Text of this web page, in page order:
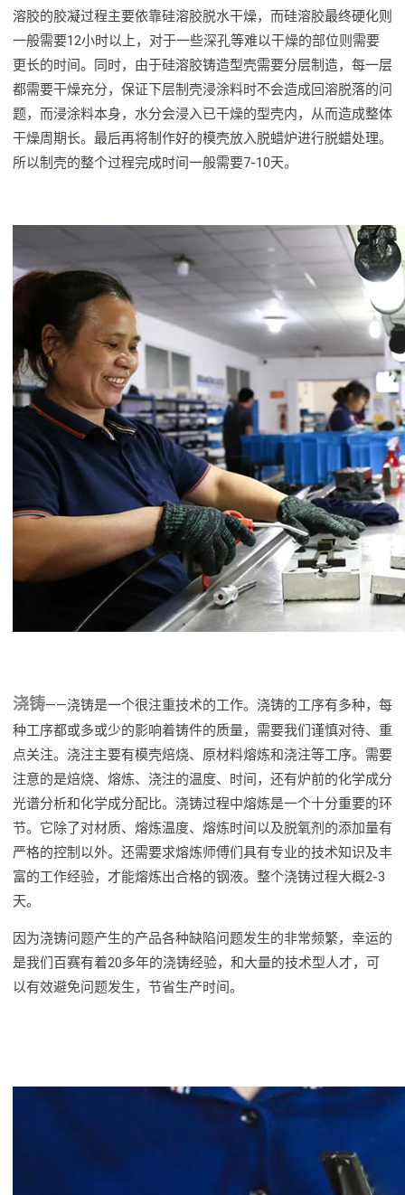
溶胶的胶凝过程主要依靠硅溶胶脱水干燥，而硅溶胶最终硬化则
一般需要12小时以上，对于一些深孔等难以干燥的部位则需要
更长的时间。同时，由于硅溶胶铸造型壳需要分层制造，每一层
都需要干燥充分，保证下层制壳浸涂料时不会造成回溶脱落的问
题，而浸涂料本身，水分会浸入已干燥的型壳内，从而造成整体
干燥周期长。最后再将制作好的模壳放入脱蜡炉进行脱蜡处理。
所以制壳的整个过程完成时间一般需要7-10天。
浇铸——浇铸是一个很注重技术的工作。浇铸的工序有多种，每
种工序都或多或少的影响着铸件的质量，需要我们谨慎对待、重
点关注。浇注主要有模壳焙烧、原材料熔炼和浇注等工序。需要
注意的是焙烧、熔炼、浇注的温度、时间，还有炉前的化学成分
光谱分析和化学成分配比。浇铸过程中熔炼是一个十分重要的环
节。它除了对材质、熔炼温度、熔炼时间以及脱氧剂的添加量有
严格的控制以外。还需要求熔炼师傅们具有专业的技术知识及丰
富的工作经验，才能熔炼出合格的钢液。整个浇铸过程大概2-3
天。
因为浇铸问题产生的产品各种缺陷问题发生的非常频繁，幸运的
是我们百赛有着20多年的浇铸经验，和大量的技术型人才，可
以有效避免问题发生，节省生产时间。